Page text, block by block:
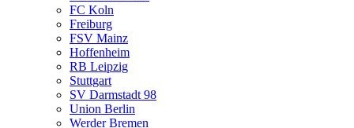
FC Koln
Freiburg
FSV Mainz
Hoffenheim
RB Leipzig
Stuttgart
SV Darmstadt 98
Union Berlin
Werder Bremen